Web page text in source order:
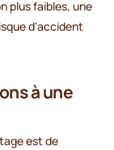
plus faibles, une
d'accident
à une
est de